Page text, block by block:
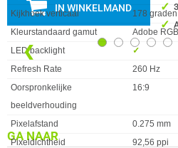
❮
IN WINKELMAND ✓
✓
GA NAAR
Kijkhoek verticaal
178 graden
Kleurstandaard gamut
Adobe
LED backlight
✓︎
Refresh Rate
260 Hz
Oorspronkelijke
beeldverhouding
16:9
Pixelafstand
0.275 mm
Pixeldichtheid
92,56 ppi